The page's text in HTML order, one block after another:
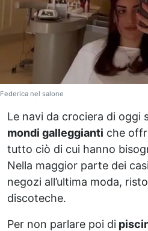
Federica nel salone
Le navi da crociera di oggi
mondi galleggianti che
tutto ciò di cui hanno
Nella maggior parte dei
negozi all’ultima moda,
discoteche.
Per non parlare poi di